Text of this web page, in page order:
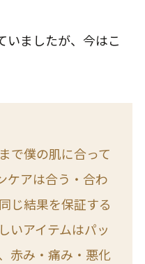
いましたが、今はこ
で僕の肌に合って
ケアは合う・合わ
じ結果を保証する
いアイテムはパッ
赤み・痛み・悪化